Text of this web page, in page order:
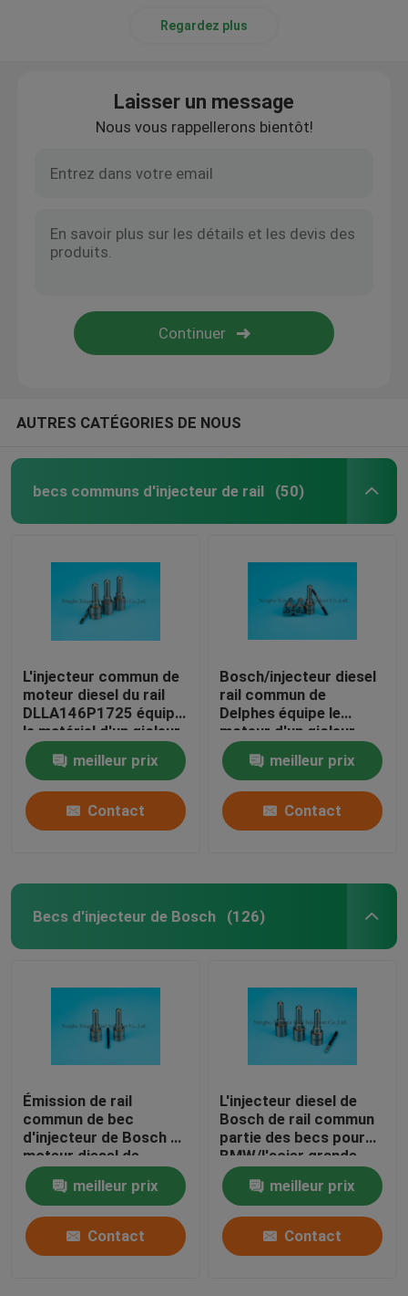
Regardez plus
Laisser un message
Nous vous rappellerons bientôt!
AUTRES CATÉGORIES DE NOUS
becs communs d'injecteur de rail (50)
L'injecteur commun de
moteur diesel du rail
DLLA146P1725 équipe
le matériel d'un gicleur
en acier à grande
vitesse meilleur prix
Contact
Bosch/injecteur diesel
rail commun de
Delphes équipe le
moteur d'un gicleur
assorti JMC4JB1
meilleur prix
Contact
Becs d'injecteur de Bosch (126)
Émission de rail
commun de bec
d'injecteur de Bosch de
moteur diesel de
pièces d'auto basse
meilleur prix
Contact
L'injecteur diesel de
Bosch de rail commun
partie des becs pour
BMW/l'acier grande
vitesse de Mercedes
meilleur prix
Contact